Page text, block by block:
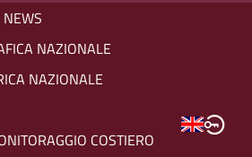
NEWS
NAZIONALE
NAZIONALE
COSTIERO